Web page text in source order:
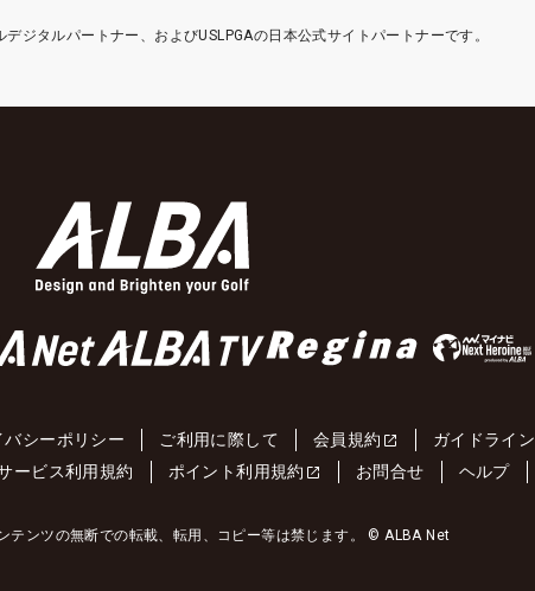
ジタルパートナー、およびUSLPGAの日本公式サイトパートナーです。
バシーポリシー ご利用に際して 会員規約 ガイドライン
ービス利用規約 ポイント利用規約 お問合せ ヘルプ
テンツの無断での転載、転用、コピー等は禁じます。 © ALBA Net